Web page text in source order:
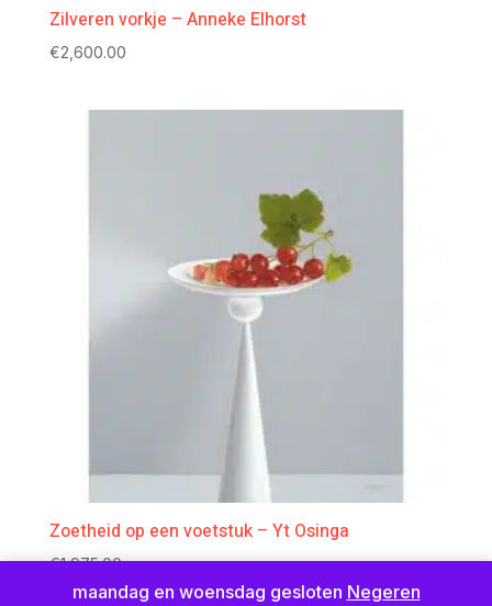
maandag en woensdag gesloten Negeren
Zilveren vorkje – Anneke Elhorst
€2,600.00
Zoetheid op een voetstuk – Yt Osinga
€1,975.00